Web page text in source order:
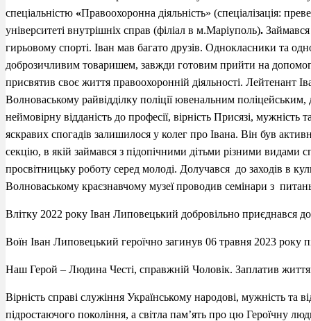
спеціальністю «Правоохоронна діяльність» (спеціалізація:
університеті внутрішніх справ (філіал в м.Маріуполь).
гирьовому спорті. Іван мав багато друзів. Однокласники та
доброзичливим товаришем, завжди готовим прийти на
присвятив своє життя правоохоронній діяльності. Лейтенант
Волноваському райвідділку поліції ювенальним поліцейським,
неймовірну відданість до професії, вірність Присязі, мужність
яскравих спогадів залишилося у колег про Івана. Він був
секцію, в якій займався з підопічними дітьми різними видами
просвітницьку роботу серед молоді. Долучався до заходів в
Волноваському краєзнавчому музеї проводив семінари з
Влітку 2022 року Іван Липовецький добровільно приєднався
Воїн Іван Липовецький героїчно загинув 06 травня 2023 року
Наш Герой – Людина Честі, справжній Чоловік. Заплатив
Вірність справі служіння Українському народові, мужність та
підростаючого покоління, а світла пам’ять про цю Героїчну